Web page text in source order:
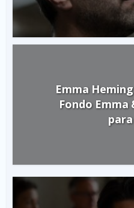
Emma
Fondo Emma